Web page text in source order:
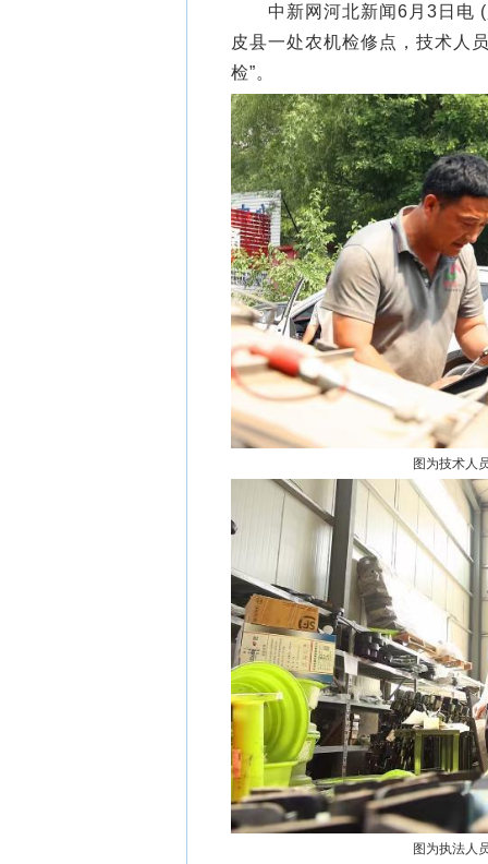
中新网河北新闻6月3日电 (
皮县一处农机检修点，技术人
检”。
图为技术人
图为执法人